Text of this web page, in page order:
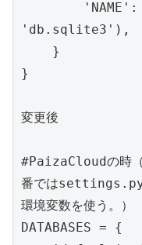
'db.sqlite3'),
}
変更後
#PaizaCloudの時
番ではsettings.py
環境変数を使う。）
DATABASES = {